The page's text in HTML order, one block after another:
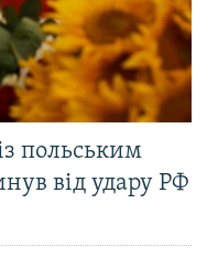
польським
від удару РФ